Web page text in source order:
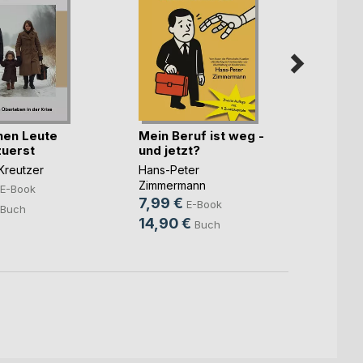
Leute
E-Book
Buch
Mein Beruf ist weg -
und jetzt?
Hans-Peter
Zimmermann
7,99 € E-Book
14,90 € Buch